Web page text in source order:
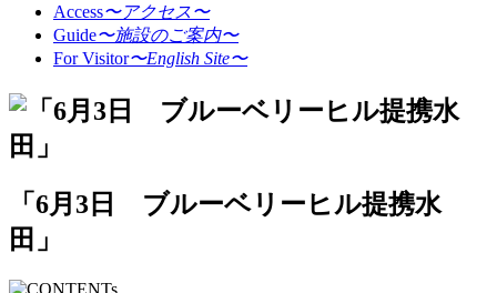
Access〜アクセス〜
Guide〜施設のご案内〜
For Visitor〜English Site〜
「6月3日 ブルーベリーヒル提携水
田」